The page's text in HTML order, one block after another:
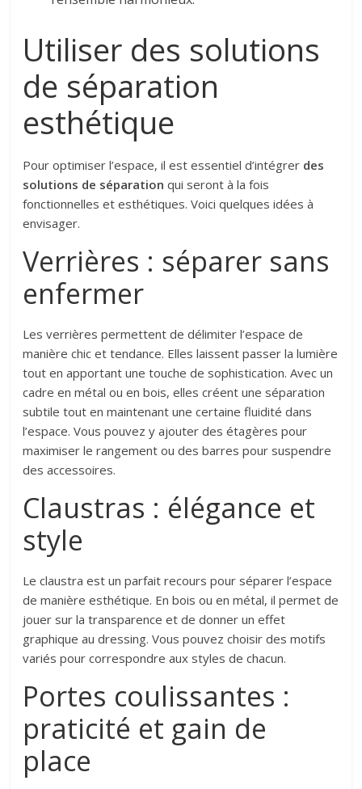
Utiliser des solutions
de séparation
esthétique
Pour optimiser l’espace, il est essentiel d’intégrer des
solutions de séparation qui seront à la fois
fonctionnelles et esthétiques. Voici quelques idées à
envisager.
Verrières : séparer sans
enfermer
Les verrières permettent de délimiter l’espace de
manière chic et tendance. Elles laissent passer la lumière
tout en apportant une touche de sophistication. Avec un
cadre en métal ou en bois, elles créent une séparation
subtile tout en maintenant une certaine fluidité dans
l’espace. Vous pouvez y ajouter des étagères pour
maximiser le rangement ou des barres pour suspendre
des accessoires.
Claustras : élégance et
style
Le claustra est un parfait recours pour séparer l’espace
de manière esthétique. En bois ou en métal, il permet de
jouer sur la transparence et de donner un effet
graphique au dressing. Vous pouvez choisir des motifs
variés pour correspondre aux styles de chacun.
Portes coulissantes :
praticité et gain de
place